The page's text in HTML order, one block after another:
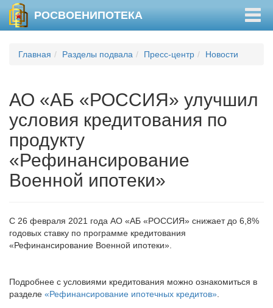
РОСВОЕНИПОТЕКА
Главная Разделы подвала Пресс-центр Новости
АО «АБ «РОССИЯ» улучшил
условия кредитования по
продукту
«Рефинансирование
Военной ипотеки»
С 26 февраля 2021 года АО «АБ «РОССИЯ» снижает до 6,8%
годовых ставку по программе кредитования
«Рефинансирование Военной ипотеки».
Подробнее с условиями кредитования можно ознакомиться в
разделе «Рефинансирование ипотечных кредитов»